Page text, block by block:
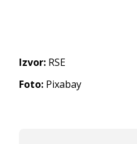
Izvor: RSE
Foto: Pixabay